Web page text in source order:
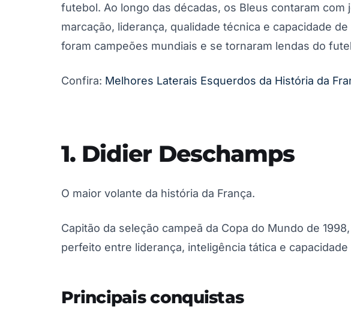
futebol. Ao longo das décadas, os Bleus contaram com
marcação, liderança, qualidade técnica e capacidade
foram campeões mundiais e se tornaram lendas do
Confira: Melhores Laterais Esquerdos da História da
1. Didier Deschamps
O maior volante da história da França.
Capitão da seleção campeã da Copa do Mundo de
perfeito entre liderança, inteligência tática e
Principais conquistas